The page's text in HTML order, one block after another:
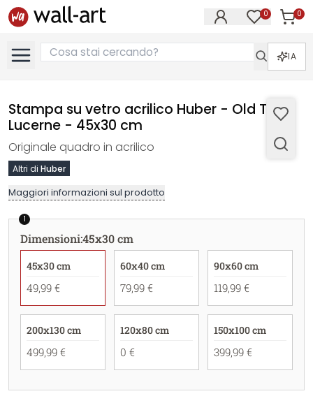
0 0
IA
Stampa su vetro acrilico Huber - Old Town
Lucerne - 45x30 cm
Originale quadro in acrilico
Altri di Huber
Maggiori informazioni sul prodotto
1
Dimensioni:45x30 cm
45x30 cm
49,99 €
60x40 cm
79,99 €
90x60 cm
119,99 €
200x130 cm
499,99 €
120x80 cm
0 €
150x100 cm
399,99 €